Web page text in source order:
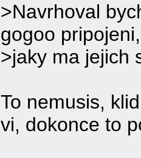
>Navrhoval
gogoo pripojeni,
>jaky ma jejich
To nemusis,
vi, dokonce to